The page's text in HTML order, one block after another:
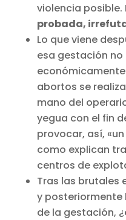
violencia posible.
probada,
Lo que viene
esa gestación no
abortos se
mano del
yegua con el fin
provocar, así,
como explican
centros de
Tras las brutales
y posteriormente
de la gestación,